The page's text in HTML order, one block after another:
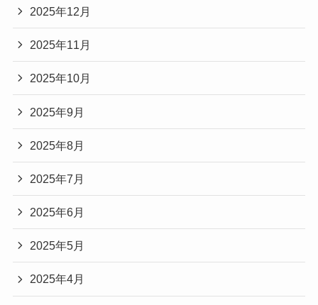
2025年12月
2025年11月
2025年10月
2025年9月
2025年8月
2025年7月
2025年6月
2025年5月
2025年4月